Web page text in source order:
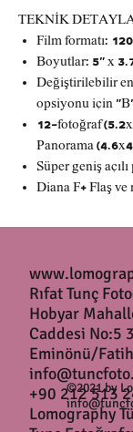
TEKNİK
Film formatı: 120
Boyutlar: 5" x
Değiştirilebilir
opsiyonu için
12-fotoğraf
Panorama
Süper geniş
Diana F+ Flaş
©2021 by
Rıfat Tunç
Hobyar
Caddesi No:5
Eminönü/
+90 212 513
Lomography